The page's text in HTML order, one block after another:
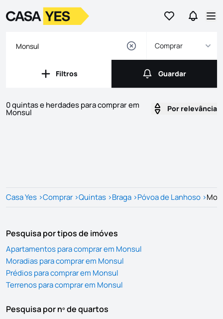
Ir para osIr para
LogoIr para a homepage
Comprar
Filtros
Filtros Guardar
Guardar
0 quintas e herdades para comprar em
Monsul Por relevância
Casa Yes >Comprar >Quintas >Braga >Póvoa de Lanhoso >
Pesquisa por tipos de imóves
Apartamentos para comprar em Monsul
Moradias para comprar em Monsul
Prédios para comprar em Monsul
Terrenos para comprar em Monsul
Pesquisa por nº de quartos